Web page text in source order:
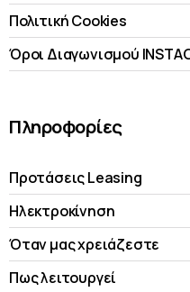
Πολιτική Cookies
Όροι Διαγωνισμού
Πληροφορίες
Προτάσεις Leasing
Ηλεκτροκίνηση
Όταν μας χρειάζεστε
Πως λειτουργεί